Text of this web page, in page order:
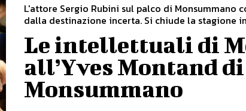
L'attore Sergio Rubini sul palco di Monsummano
dalla destinazione incerta. Si
Le intellettuali di
all’Yves Montand di
Monsummano